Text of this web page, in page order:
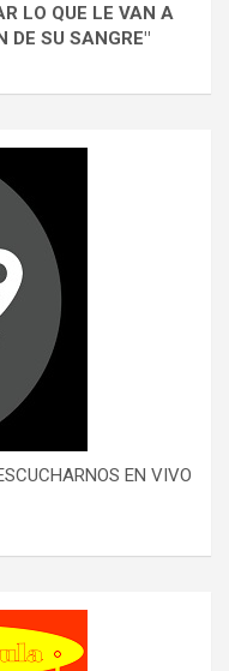
LO QUE LE VAN A
DE SU SANGRE"
EN VIVO